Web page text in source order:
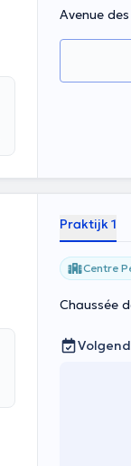
Avenue
Praktijk 1
Centre
Chaussée